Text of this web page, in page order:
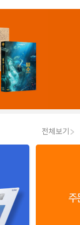
전체보기